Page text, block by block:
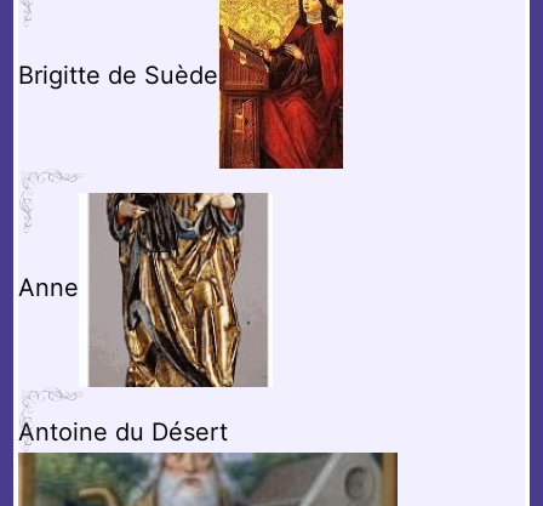
Brigitte de Suède
Anne
Antoine du Désert